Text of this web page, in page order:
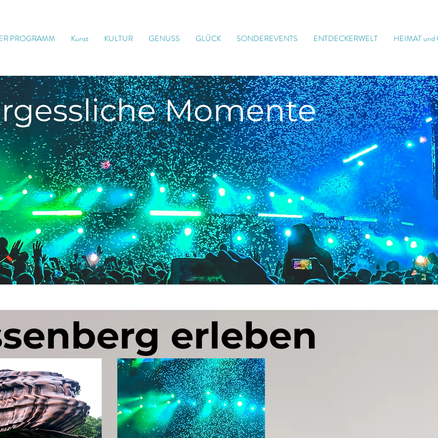
PROGRAMM Kunst KULTUR GENUSS GLÜCK SONDEREVENTS ENTDECKERWELT HEIMAT
Momente
erleben